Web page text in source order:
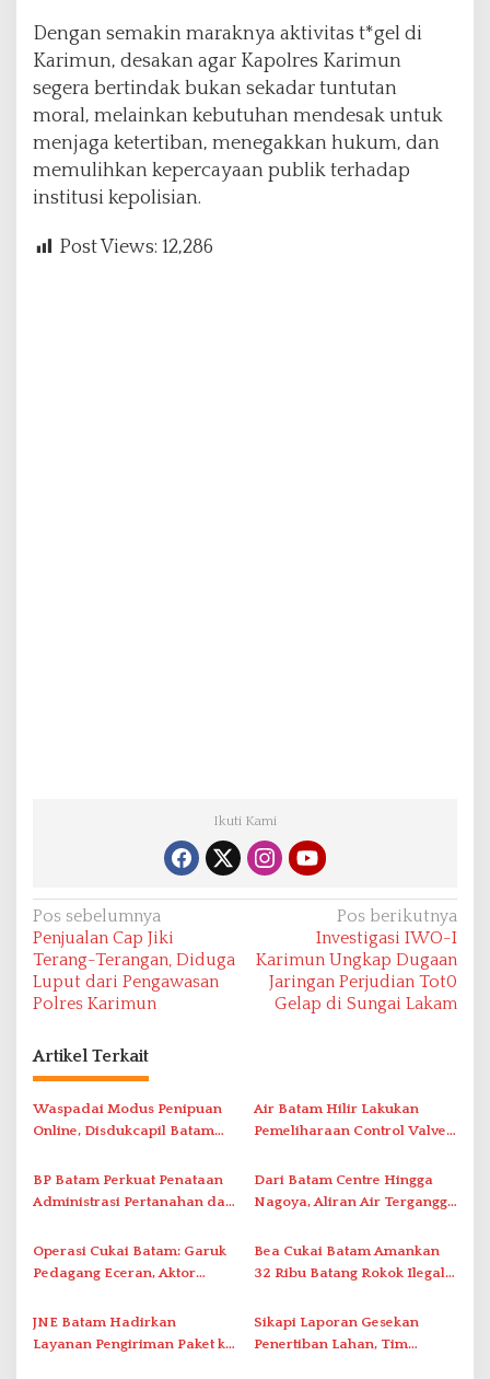
Dengan semakin maraknya aktivitas t*gel di
Karimun, desakan agar Kapolres Karimun
segera bertindak bukan sekadar tuntutan
moral, melainkan kebutuhan mendesak untuk
menjaga ketertiban, menegakkan hukum, dan
memulihkan kepercayaan publik terhadap
institusi kepolisian.
Post Views: 12,286
Ikuti Kami
N
a
v
i
g
a
s
i
o
Pos sebelumnya
Penjualan Cap Jiki
Terang-Terangan, Diduga
Luput dari Pengawasan
Polres Karimun
Pos berikutnya
Investigasi IWO-I
Karimun Ungkap Dugaan
Jaringan Perjudian Tot0
Gelap di Sungai Lakam
Artikel Terkait
Waspadai Modus Penipuan
Online, Disdukcapil Batam
Tatap Muka
Air Batam Hilir Lakukan
Pemeliharaan Control Valve,
BP Batam Perkuat Penataan
Administrasi Pertanahan dan
Dari Batam Centre Hingga
Nagoya, Aliran Air Terganggu
Duriangkang
Operasi Cukai Batam: Garuk
Pedagang Eceran, Aktor
Tersentuh?
Bea Cukai Batam Amankan
32 Ribu Batang Rokok Ilegal
JNE Batam Hadirkan
Layanan Pengiriman Paket ke
Sikapi Laporan Gesekan
Penertiban Lahan, Tim